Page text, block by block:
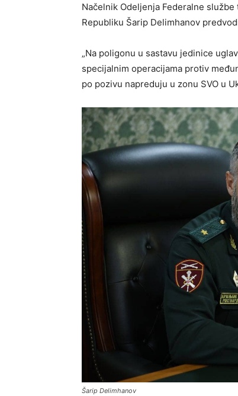
Načelnik Odeljenja Federalne
Republiku Šarip Delimhanov
„Na poligonu u sastavu jedinice
specijalnim operacijama protiv
po pozivu napreduju u zonu SVO u
Šarip Delimhanov